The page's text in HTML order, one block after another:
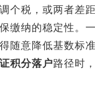
个税，或两者差
纳的稳定性。一
随意降低基数标
积分落户路径时